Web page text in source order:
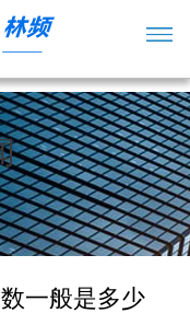
一般是多少